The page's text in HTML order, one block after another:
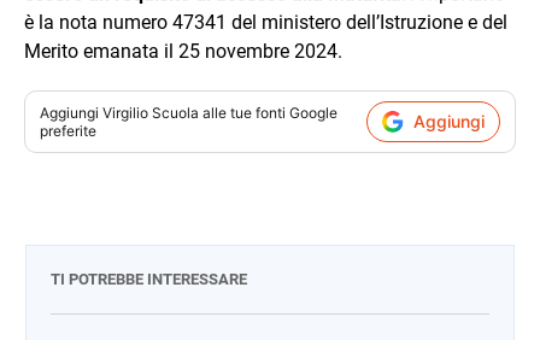
è la nota numero 47341 del ministero dell’Istruzione e del
Merito emanata il 25 novembre 2024.
Aggiungi Virgilio Scuola alle tue fonti Google
preferite
Aggiungi
TI POTREBBE INTERESSARE